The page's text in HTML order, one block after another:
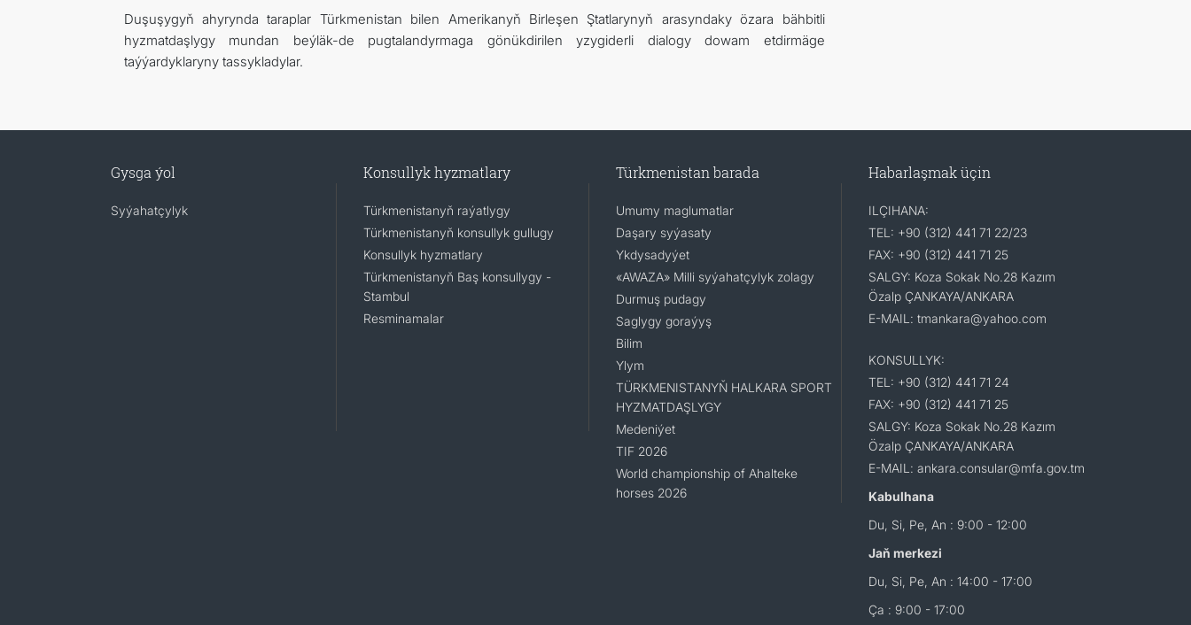
Duşuşygyň ahyrynda taraplar Türkmenistan bilen Amerikanyň Birleşen Ştatlarynyň arasyndaky özara bähbitli
hyzmatdaşlygy mundan beýläk-de pugtalandyrmaga gönükdirilen yzygiderli dialogy dowam etdirmäge
taýýardyklaryny tassykladylar.
Gysga ýol
Syýahatçylyk
Konsullyk hyzmatlary
Türkmenistanyň raýatlygy
Türkmenistanyň konsullyk gullugy
Konsullyk hyzmatlary
Türkmenistanyň Baş konsullygy -
Stambul
Resminamalar
Türkmenistan barada
Umumy maglumatlar
Daşary syýasaty
Ykdysadyýet
«AWAZA» Milli syýahatçylyk zolagy
Durmuş pudagy
Saglygy goraýyş
Bilim
Ylym
TÜRKMENISTANYŇ HALKARA SPORT
HYZMATDAŞLYGY
Medeniýet
TIF 2026
World championship of Ahalteke
horses 2026
Habarlaşmak üçin
ILÇIHANA:
TEL: +90 (312) 441 71 22/23
FAX: +90 (312) 441 71 25
SALGY: Koza Sokak No.28 Kazım
Özalp ÇANKAYA/ANKARA
E-MAIL: tmankara@yahoo.com
KONSULLYK:
TEL: +90 (312) 441 71 24
FAX: +90 (312) 441 71 25
SALGY: Koza Sokak No.28 Kazım
Özalp ÇANKAYA/ANKARA
E-MAIL: ankara.consular@mfa.gov.tm
Kabulhana
Du, Si, Pe, An : 9:00 - 12:00
Jaň merkezi
Du, Si, Pe, An : 14:00 - 17:00
Ça : 9:00 - 17:00